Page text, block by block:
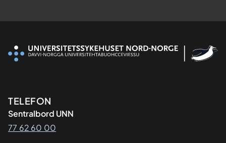
Kontaktinformasjon
TELEFON
Sentralbord UNN
77 62 60 00